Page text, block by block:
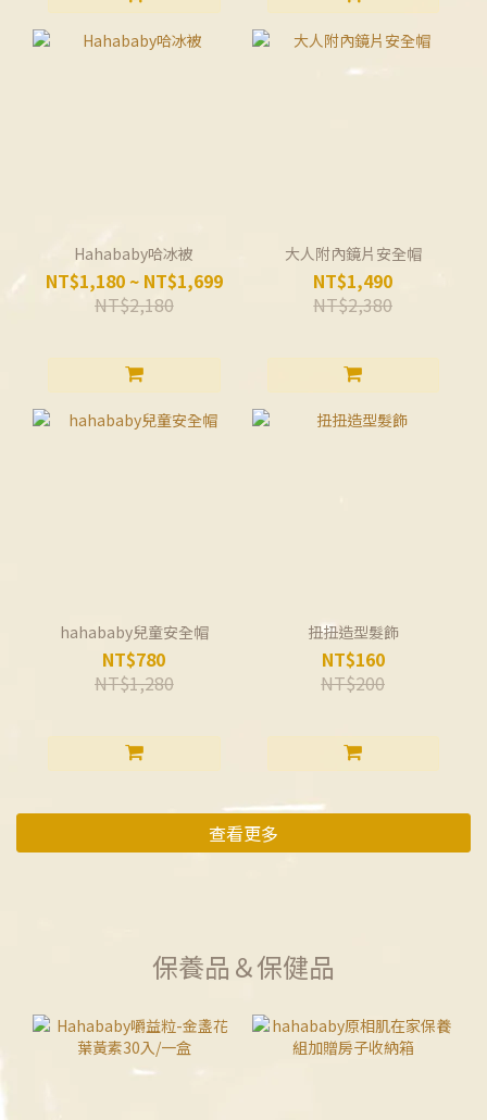
Hahababy哈冰被
NT$1,180 ~ NT$1,699
NT$2,180
大人附內鏡片安全帽
NT$1,490
NT$2,380
hahababy兒童安全帽
NT$780
NT$1,280
扭扭造型髮飾
NT$160
NT$200
查看更多
保養品＆保健品